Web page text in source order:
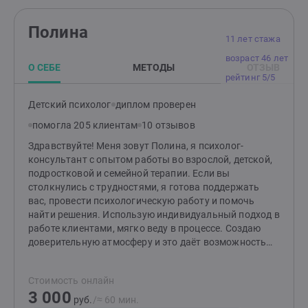
11 лет стажа
возраст 46 лет
рейтинг 5/5
Полина
О СЕБЕ МЕТОДЫ
Детский психолог диплом проверен
помогла 205 клиентам 10 отзывов
Здравствуйте! Меня зовут Полина, я психолог-
консультант с опытом работы во взрослой, детской,
подростковой и семейной терапии. Если вы
столкнулись с трудностями, я готова поддержать
вас, провести психологическую работу и помочь
найти решения. Использую индивидуальный подход в
работе клиентами, мягко веду в процессе. Создаю
доверительную атмосферу и это даёт возможность
осознаванием, гештальт-терапия, кроме этого я
использую элементы когнитивно-поведенческой, арт-
Стоимость онлайн
3 000 руб. /≈ 60 мин.